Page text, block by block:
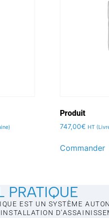
Produit
747,00€ HT
Commander
PRATIQUE
EST UN SYSTÈME